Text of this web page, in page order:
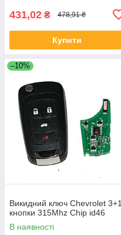
431,02 ₴ 478,91 ₴
Купити
–10%
Викидний ключ Chevrolet 3+1
кнопки 315Mhz Chip id46
В наявності